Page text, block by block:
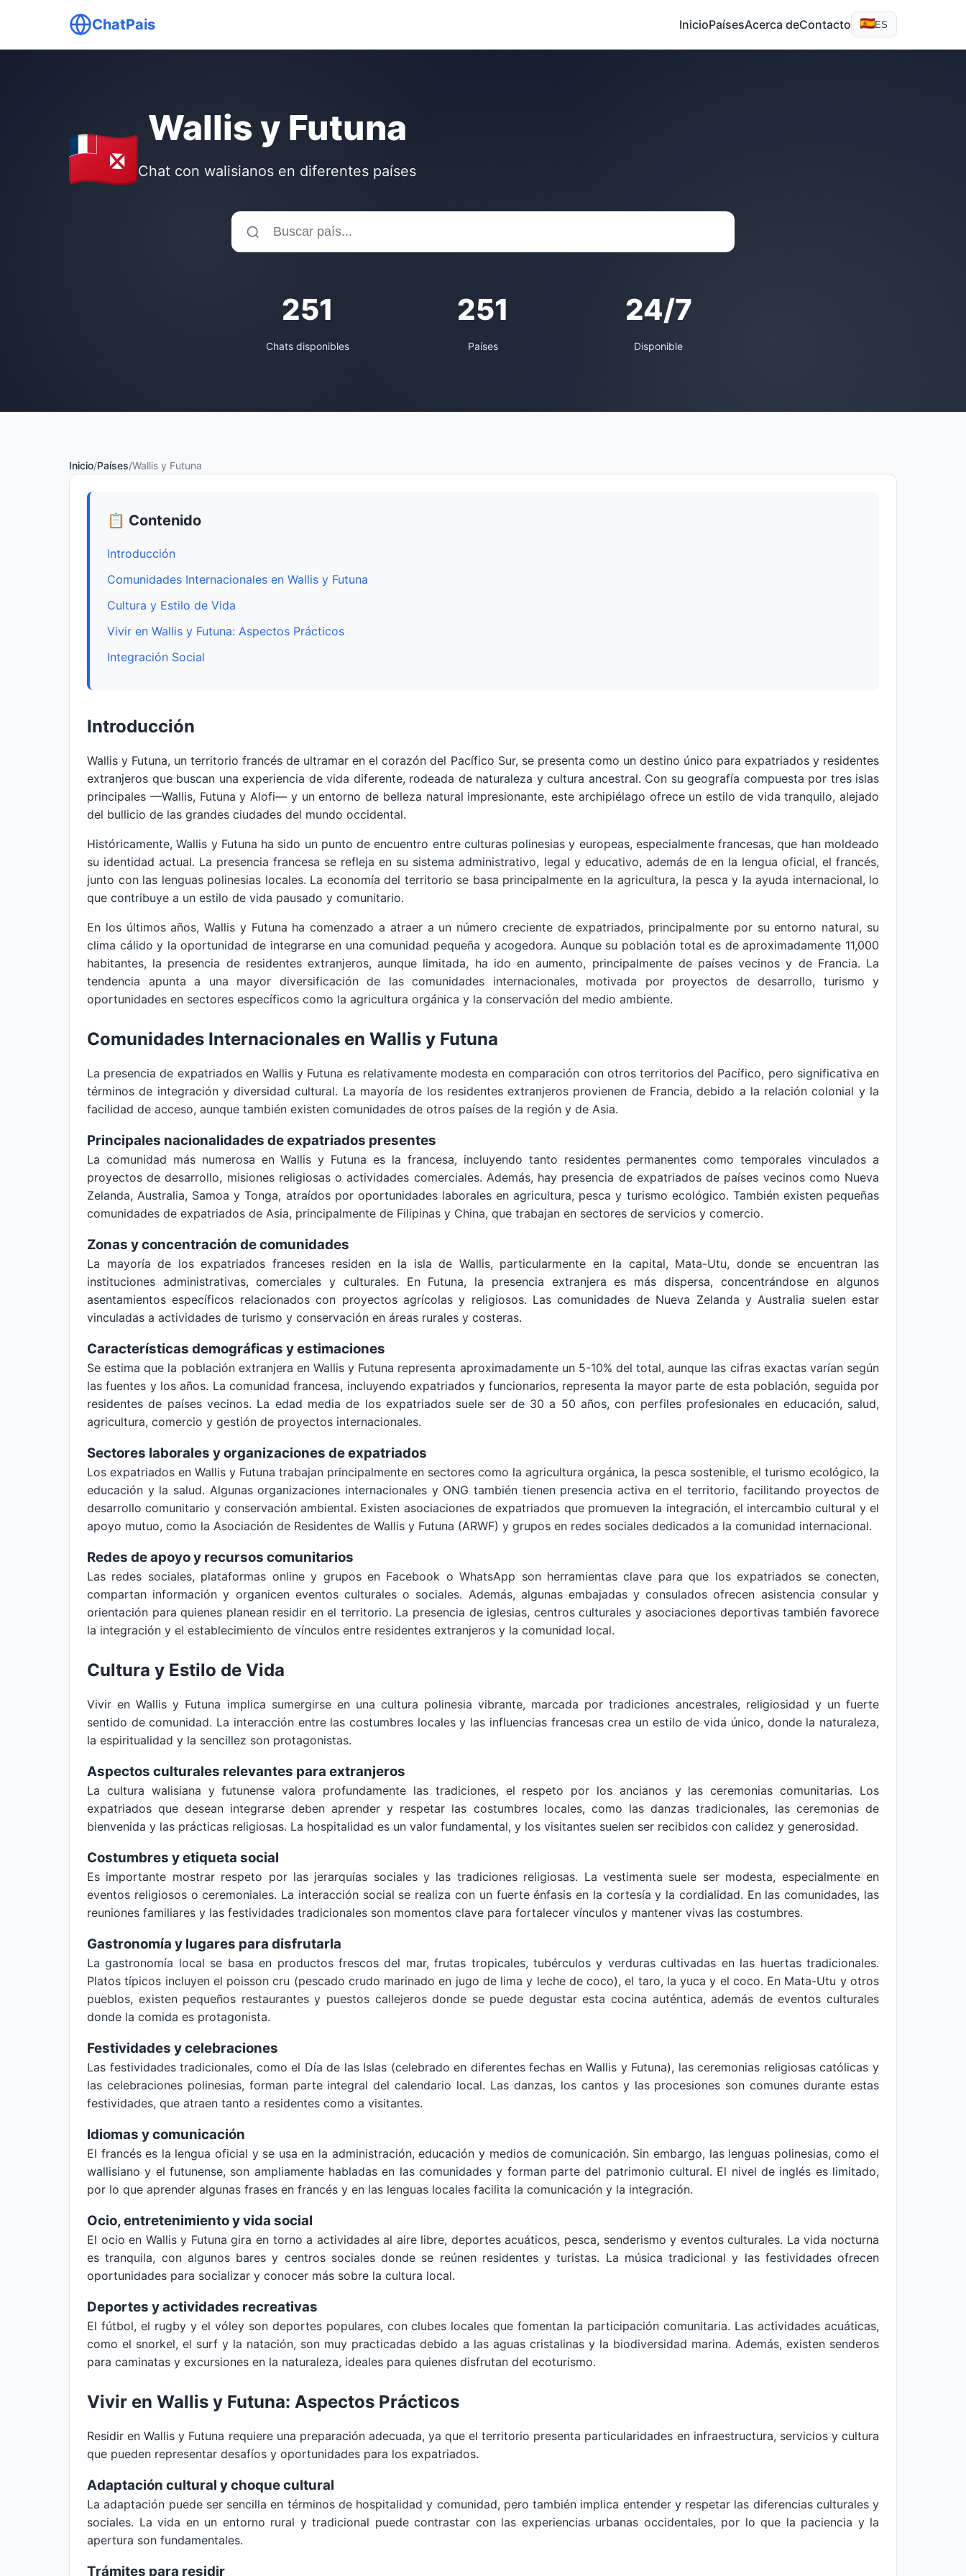
ChatPais InicioPaísesAcerca deContacto ES
Wallis y Futuna
Chat con walisianos en diferentes países
251
Chats disponibles
251
Países
24/7
Disponible
Inicio/Países/Wallis y Futuna
📋 Contenido
Introducción
Comunidades Internacionales en Wallis y Futuna
Cultura y Estilo de Vida
Vivir en Wallis y Futuna: Aspectos Prácticos
Integración Social
Introducción
Wallis y Futuna, un territorio francés de ultramar en el corazón del Pacífico Sur, se presenta como un destino único para expatriados y residentes
extranjeros que buscan una experiencia de vida diferente, rodeada de naturaleza y cultura ancestral. Con su geografía compuesta por tres islas
principales —Wallis, Futuna y Alofi— y un entorno de belleza natural impresionante, este archipiélago ofrece un estilo de vida tranquilo, alejado
del bullicio de las grandes ciudades del mundo occidental.
Históricamente, Wallis y Futuna ha sido un punto de encuentro entre culturas polinesias y europeas, especialmente francesas, que han moldeado
su identidad actual. La presencia francesa se refleja en su sistema administrativo, legal y educativo, además de en la lengua oficial, el francés,
junto con las lenguas polinesias locales. La economía del territorio se basa principalmente en la agricultura, la pesca y la ayuda internacional, lo
que contribuye a un estilo de vida pausado y comunitario.
En los últimos años, Wallis y Futuna ha comenzado a atraer a un número creciente de expatriados, principalmente por su entorno natural, su
clima cálido y la oportunidad de integrarse en una comunidad pequeña y acogedora. Aunque su población total es de aproximadamente 11,000
habitantes, la presencia de residentes extranjeros, aunque limitada, ha ido en aumento, principalmente de países vecinos y de Francia. La
tendencia apunta a una mayor diversificación de las comunidades internacionales, motivada por proyectos de desarrollo, turismo y
oportunidades en sectores específicos como la agricultura orgánica y la conservación del medio ambiente.
Comunidades Internacionales en Wallis y Futuna
La presencia de expatriados en Wallis y Futuna es relativamente modesta en comparación con otros territorios del Pacífico, pero significativa en
términos de integración y diversidad cultural. La mayoría de los residentes extranjeros provienen de Francia, debido a la relación colonial y la
facilidad de acceso, aunque también existen comunidades de otros países de la región y de Asia.
Principales nacionalidades de expatriados presentes
La comunidad más numerosa en Wallis y Futuna es la francesa, incluyendo tanto residentes permanentes como temporales vinculados a
proyectos de desarrollo, misiones religiosas o actividades comerciales. Además, hay presencia de expatriados de países vecinos como Nueva
Zelanda, Australia, Samoa y Tonga, atraídos por oportunidades laborales en agricultura, pesca y turismo ecológico. También existen pequeñas
comunidades de expatriados de Asia, principalmente de Filipinas y China, que trabajan en sectores de servicios y comercio.
Zonas y concentración de comunidades
La mayoría de los expatriados franceses residen en la isla de Wallis, particularmente en la capital, Mata-Utu, donde se encuentran las
instituciones administrativas, comerciales y culturales. En Futuna, la presencia extranjera es más dispersa, concentrándose en algunos
asentamientos específicos relacionados con proyectos agrícolas y religiosos. Las comunidades de Nueva Zelanda y Australia suelen estar
vinculadas a actividades de turismo y conservación en áreas rurales y costeras.
Características demográficas y estimaciones
Se estima que la población extranjera en Wallis y Futuna representa aproximadamente un 5-10% del total, aunque las cifras exactas varían según
las fuentes y los años. La comunidad francesa, incluyendo expatriados y funcionarios, representa la mayor parte de esta población, seguida por
residentes de países vecinos. La edad media de los expatriados suele ser de 30 a 50 años, con perfiles profesionales en educación, salud,
agricultura, comercio y gestión de proyectos internacionales.
Sectores laborales y organizaciones de expatriados
Los expatriados en Wallis y Futuna trabajan principalmente en sectores como la agricultura orgánica, la pesca sostenible, el turismo ecológico, la
educación y la salud. Algunas organizaciones internacionales y ONG también tienen presencia activa en el territorio, facilitando proyectos de
desarrollo comunitario y conservación ambiental. Existen asociaciones de expatriados que promueven la integración, el intercambio cultural y el
apoyo mutuo, como la Asociación de Residentes de Wallis y Futuna (ARWF) y grupos en redes sociales dedicados a la comunidad internacional.
Redes de apoyo y recursos comunitarios
Las redes sociales, plataformas online y grupos en Facebook o WhatsApp son herramientas clave para que los expatriados se conecten,
compartan información y organicen eventos culturales o sociales. Además, algunas embajadas y consulados ofrecen asistencia consular y
orientación para quienes planean residir en el territorio. La presencia de iglesias, centros culturales y asociaciones deportivas también favorece
la integración y el establecimiento de vínculos entre residentes extranjeros y la comunidad local.
Cultura y Estilo de Vida
Vivir en Wallis y Futuna implica sumergirse en una cultura polinesia vibrante, marcada por tradiciones ancestrales, religiosidad y un fuerte
sentido de comunidad. La interacción entre las costumbres locales y las influencias francesas crea un estilo de vida único, donde la naturaleza,
la espiritualidad y la sencillez son protagonistas.
Aspectos culturales relevantes para extranjeros
La cultura walisiana y futunense valora profundamente las tradiciones, el respeto por los ancianos y las ceremonias comunitarias. Los
expatriados que desean integrarse deben aprender y respetar las costumbres locales, como las danzas tradicionales, las ceremonias de
bienvenida y las prácticas religiosas. La hospitalidad es un valor fundamental, y los visitantes suelen ser recibidos con calidez y generosidad.
Costumbres y etiqueta social
Es importante mostrar respeto por las jerarquías sociales y las tradiciones religiosas. La vestimenta suele ser modesta, especialmente en
eventos religiosos o ceremoniales. La interacción social se realiza con un fuerte énfasis en la cortesía y la cordialidad. En las comunidades, las
reuniones familiares y las festividades tradicionales son momentos clave para fortalecer vínculos y mantener vivas las costumbres.
Gastronomía y lugares para disfrutarla
La gastronomía local se basa en productos frescos del mar, frutas tropicales, tubérculos y verduras cultivadas en las huertas tradicionales.
Platos típicos incluyen el poisson cru (pescado crudo marinado en jugo de lima y leche de coco), el taro, la yuca y el coco. En Mata-Utu y otros
pueblos, existen pequeños restaurantes y puestos callejeros donde se puede degustar esta cocina auténtica, además de eventos culturales
donde la comida es protagonista.
Festividades y celebraciones
Las festividades tradicionales, como el Día de las Islas (celebrado en diferentes fechas en Wallis y Futuna), las ceremonias religiosas católicas y
las celebraciones polinesias, forman parte integral del calendario local. Las danzas, los cantos y las procesiones son comunes durante estas
festividades, que atraen tanto a residentes como a visitantes.
Idiomas y comunicación
El francés es la lengua oficial y se usa en la administración, educación y medios de comunicación. Sin embargo, las lenguas polinesias, como el
wallisiano y el futunense, son ampliamente habladas en las comunidades y forman parte del patrimonio cultural. El nivel de inglés es limitado,
por lo que aprender algunas frases en francés y en las lenguas locales facilita la comunicación y la integración.
Ocio, entretenimiento y vida social
El ocio en Wallis y Futuna gira en torno a actividades al aire libre, deportes acuáticos, pesca, senderismo y eventos culturales. La vida nocturna
es tranquila, con algunos bares y centros sociales donde se reúnen residentes y turistas. La música tradicional y las festividades ofrecen
oportunidades para socializar y conocer más sobre la cultura local.
Deportes y actividades recreativas
El fútbol, el rugby y el vóley son deportes populares, con clubes locales que fomentan la participación comunitaria. Las actividades acuáticas,
como el snorkel, el surf y la natación, son muy practicadas debido a las aguas cristalinas y la biodiversidad marina. Además, existen senderos
para caminatas y excursiones en la naturaleza, ideales para quienes disfrutan del ecoturismo.
Vivir en Wallis y Futuna: Aspectos Prácticos
Residir en Wallis y Futuna requiere una preparación adecuada, ya que el territorio presenta particularidades en infraestructura, servicios y cultura
que pueden representar desafíos y oportunidades para los expatriados.
Adaptación cultural y choque cultural
La adaptación puede ser sencilla en términos de hospitalidad y comunidad, pero también implica entender y respetar las diferencias culturales y
sociales. La vida en un entorno rural y tradicional puede contrastar con las experiencias urbanas occidentales, por lo que la paciencia y la
apertura son fundamentales.
Trámites para residir